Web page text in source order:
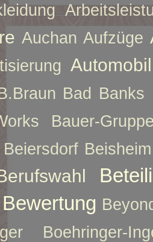
Auchan Aufzüge
Bad Banks
Bauer-
Beiersdorf Beisheim
Bewertung
Boehringer-